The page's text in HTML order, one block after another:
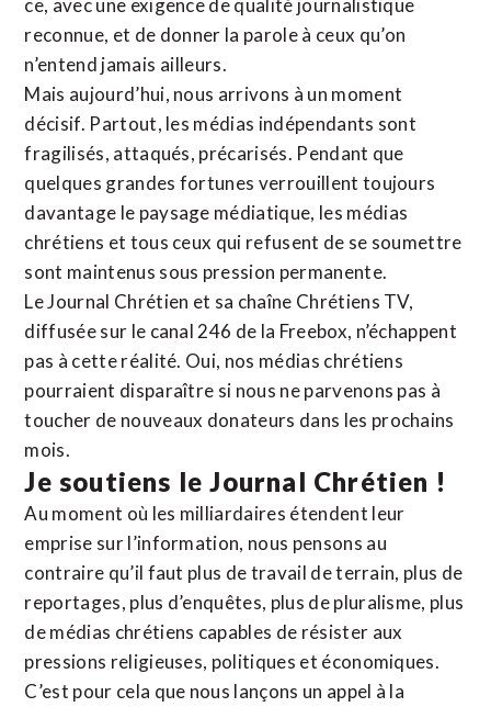
ce, avec une exigence de qualité journalistique
reconnue, et de donner la parole à ceux qu’on
n’entend jamais ailleurs.
Mais aujourd’hui, nous arrivons à un moment
décisif. Partout, les médias indépendants sont
fragilisés, attaqués, précarisés. Pendant que
quelques grandes fortunes verrouillent toujours
davantage le paysage médiatique, les médias
chrétiens et tous ceux qui refusent de se soumettre
sont maintenus sous pression permanente.
Le Journal Chrétien et sa chaîne Chrétiens TV,
diffusée sur le canal 246 de la Freebox, n’échappent
pas à cette réalité. Oui, nos médias chrétiens
pourraient disparaître si nous ne parvenons pas à
toucher de nouveaux donateurs dans les prochains
mois.
Je soutiens le Journal Chrétien !
Au moment où les milliardaires étendent leur
emprise sur l’information, nous pensons au
contraire qu’il faut plus de travail de terrain, plus de
reportages, plus d’enquêtes, plus de pluralisme, plus
de médias chrétiens capables de résister aux
pressions religieuses, politiques et économiques.
C’est pour cela que nous lançons un appel à la